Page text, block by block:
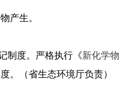
产生。
制度。严格执行《新化学
。（省生态环境厅负责）